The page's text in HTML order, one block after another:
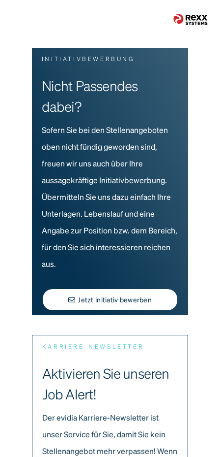
INITIATIVBEWERBUNG
Nicht Passendes
dabei?
Sofern Sie bei den Stellenangeboten
oben nicht fündig geworden sind,
freuen wir uns auch über Ihre
aussagekräftige Initiativbewerbung.
Übermitteln Sie uns dazu einfach Ihre
Unterlagen. Lebenslauf und eine
Angabe zur Position bzw. dem Bereich,
für den Sie sich interessieren reichen
aus.
Jetzt initiativ bewerben
KARRIERE-NEWSLETTER
Aktivieren Sie unseren
Job Alert!
Der evidia Karriere-Newsletter ist
unser Service für Sie, damit Sie kein
Stellenangebot mehr verpassen! Wenn